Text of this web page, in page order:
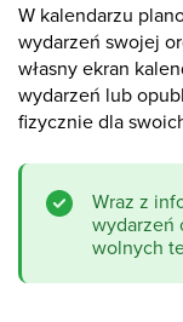
W kalendarzu
wydarzeń swojej
własny ekran
wydarzeń lub
fizycznie dla
Wraz z
wydarzeń
wolnych